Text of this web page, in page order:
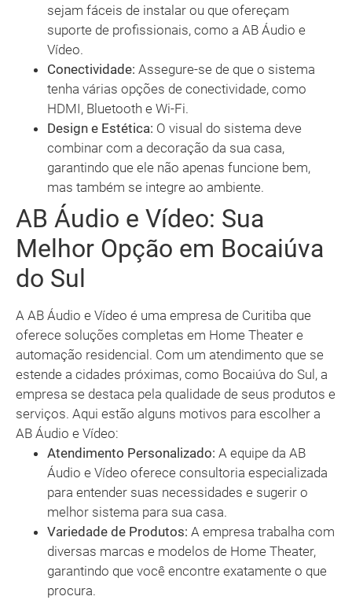
sejam fáceis de instalar ou que ofereçam
suporte de profissionais, como a AB Áudio e
Vídeo.
Conectividade: Assegure-se de que o sistema
tenha várias opções de conectividade, como
HDMI, Bluetooth e Wi-Fi.
Design e Estética: O visual do sistema deve
combinar com a decoração da sua casa,
garantindo que ele não apenas funcione bem,
mas também se integre ao ambiente.
AB Áudio e Vídeo: Sua
Melhor Opção em Bocaiúva
do Sul
A AB Áudio e Vídeo é uma empresa de Curitiba que
oferece soluções completas em Home Theater e
automação residencial. Com um atendimento que se
estende a cidades próximas, como Bocaiúva do Sul, a
empresa se destaca pela qualidade de seus produtos e
serviços. Aqui estão alguns motivos para escolher a
AB Áudio e Vídeo:
Atendimento Personalizado: A equipe da AB
Áudio e Vídeo oferece consultoria especializada
para entender suas necessidades e sugerir o
melhor sistema para sua casa.
Variedade de Produtos: A empresa trabalha com
diversas marcas e modelos de Home Theater,
garantindo que você encontre exatamente o que
procura.